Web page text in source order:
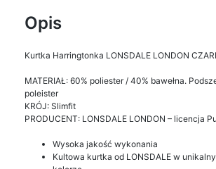
Opis
Kurtka Harringtonka LONSDALE LONDON
MATERIAŁ: 60% poliester / 40% bawełna.
poleister
KRÓJ: Slimfit
PRODUCENT: LONSDALE LONDON – licencja
Wysoka jakość wykonania
Kultowa kurtka od LONSDALE w